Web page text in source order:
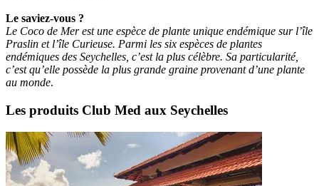
Le saviez-vous ?
Le Coco de Mer est une espèce de plante unique endémique sur l’île
Praslin et l’île Curieuse. Parmi les six espèces de plantes
endémiques des Seychelles, c’est la plus célèbre. Sa particularité,
c’est qu’elle possède la plus grande graine provenant d’une plante
au monde.
Les produits Club Med aux Seychelles